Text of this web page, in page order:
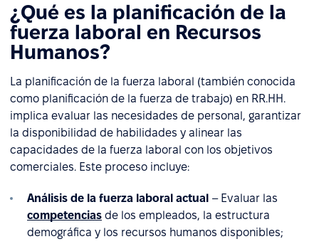
¿Qué es la planificación de la
fuerza laboral en Recursos
Humanos?
La planificación de la fuerza laboral (también conocida
como planificación de la fuerza de trabajo) en RR.HH.
implica evaluar las necesidades de personal, garantizar
la disponibilidad de habilidades y alinear las
capacidades de la fuerza laboral con los objetivos
comerciales. Este proceso incluye:
Análisis de la fuerza laboral actual – Evaluar las
competencias de los empleados, la estructura
demográfica y los recursos humanos disponibles;